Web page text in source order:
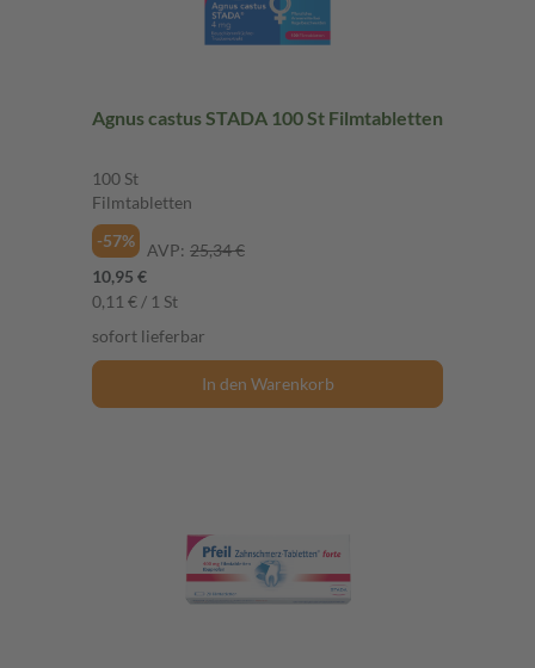
Agnus castus STADA 100 St Filmtabletten
100 St
Filmtabletten
-57%
AVP: 25,34 €
10,95 €
0,11 € / 1 St
sofort lieferbar
In den Warenkorb